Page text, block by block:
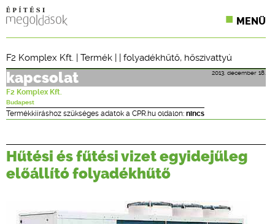
MENÜ
ONLINE KÉPZÉSEK
TERVEZÉSI SEGÉDLETEK
F2 Komplex Kft. | Termék | | folyadékhűtő, hőszivattyú
2013. december 18.
kapcsolat
F2 Komplex Kft.
Budapest
Termékkiíráshoz szükséges adatok a CPR.hu oldalon: nincs
Hűtési és fűtési vizet egyidejűleg
előállító folyadékhűtő